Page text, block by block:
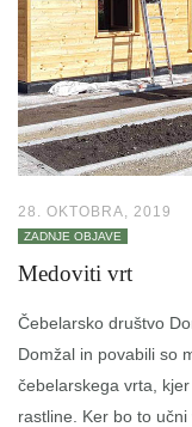
28. OKTOBRA, 2019
ZADNJE OBJAVE
Medoviti vrt
Čebelarsko društvo
Domžal in povabili so
čebelarskega vrta,
rastline. Ker bo to